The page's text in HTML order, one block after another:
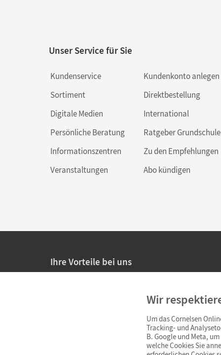
Unser Service für Sie
Kundenservice
Sortiment
Digitale Medien
Persönliche Beratung
Informationszentren
Veranstaltungen
Kundenkonto anlegen
Direktbestellung
International
Ratgeber Grundschule
Zu den Empfehlungen
Abo kündigen
Ihre Vorteile bei uns
Persönliche Angebote für Lehrkräfte
Sicheres Einkaufen mit SSL-Verschlüsselung
Widerrufsfristvon 4 Wochen
Wir
Um das Cornelsen
Tracking- und
B. Google und Meta,
welche Cookies Sie